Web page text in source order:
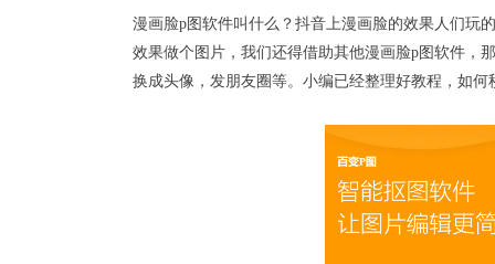
漫画脸p图软件叫什么？抖音上漫画脸的效果人们玩
效果做个图片，我们还得借助其他漫画脸p图软件，
换成头像，发朋友圈等。小编已经整理好教程，如何